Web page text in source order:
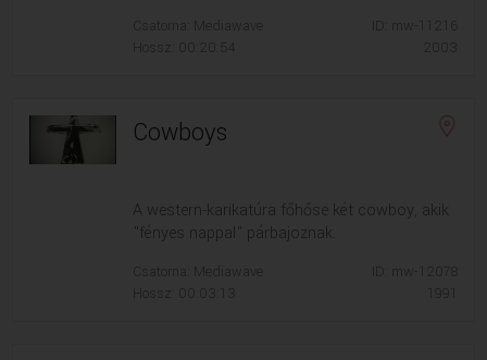
Csatorna: Mediawave
Hossz: 00:20:54
Cowboys
A western-karikatúra főhőse két cowboy, akik
"fényes nappal" párbajoznak.
Csatorna: Mediawave
Hossz: 00:03:13
ID: mw-12078